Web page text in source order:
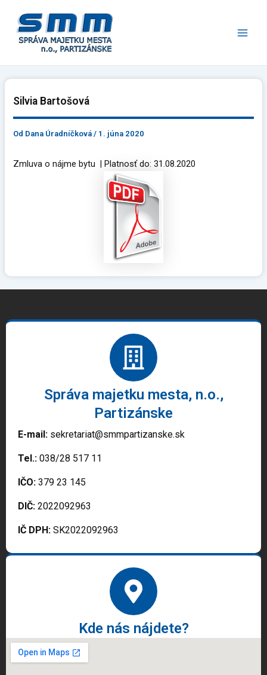
obsah
Silvia Bartošová
Od Dana Úradníčková/ 1. júna 2020
Zmluva o nájme bytu | Platnosť do: 31.08.2020
Správa majetku mesta, n.o.,
Partizánske
E-mail: sekretariat@smmpartizanske.sk
Tel.: 038/28 517 11
IČO: 379 23 145
DIČ: 2022092963
IČ DPH: SK2022092963
Kde nás nájdete?